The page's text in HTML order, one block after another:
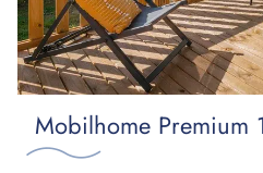
Mobilhome Premium